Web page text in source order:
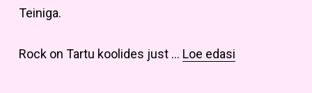
Teiniga.
Rock on Tartu koolides just … Loe edasi